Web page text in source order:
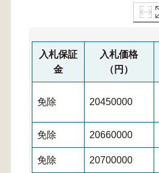
入札保証
金
入札価格
（円）
免除 20450000
免除 20660000
免除 20700000